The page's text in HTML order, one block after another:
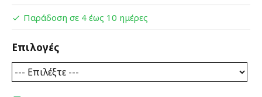
Παράδοση σε 4 έως 10 ημέρες
Επιλογές